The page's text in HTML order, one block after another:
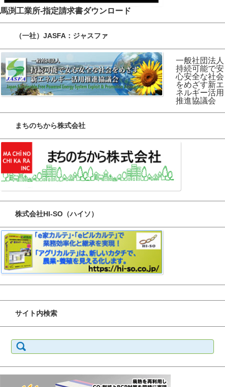
馬渕工業所-指定請求書ダウンロード
（一社）JASFA：ジャスファ
一般社団法人
持続可能で安
心安全な社会
をめざす新エ
ネルギー活用
推進協議会
まちのちから株式会社
株式会社HI-SO（ハイソ）
サイト内検索
検
索: